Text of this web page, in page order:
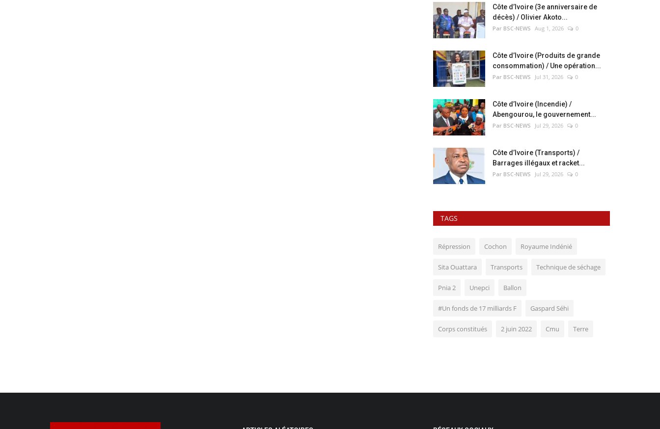
Côte d’Ivoire (3e anniversaire de
décès) / Olivier Akoto...
Par BSC-NEWS Aug 1, 2026 0
Côte d’Ivoire (Produits de grande
consommation) / Une opération...
Par BSC-NEWS Jul 31, 2026 0
Côte d’Ivoire (Incendie) /
Abengourou, le gouvernement...
Par BSC-NEWS Jul 29, 2026 0
Côte d’Ivoire (Transports) /
Barrages illégaux et racket...
Par BSC-NEWS Jul 29, 2026 0
TAGS
Répression Cochon Royaume Indénié
Sita Ouattara Transports Technique de séchage
Pnia 2 Unepci Ballon
#Un fonds de 17 milliards F Gaspard Séhi
Corps constitués 2 juin 2022 Cmu Terre